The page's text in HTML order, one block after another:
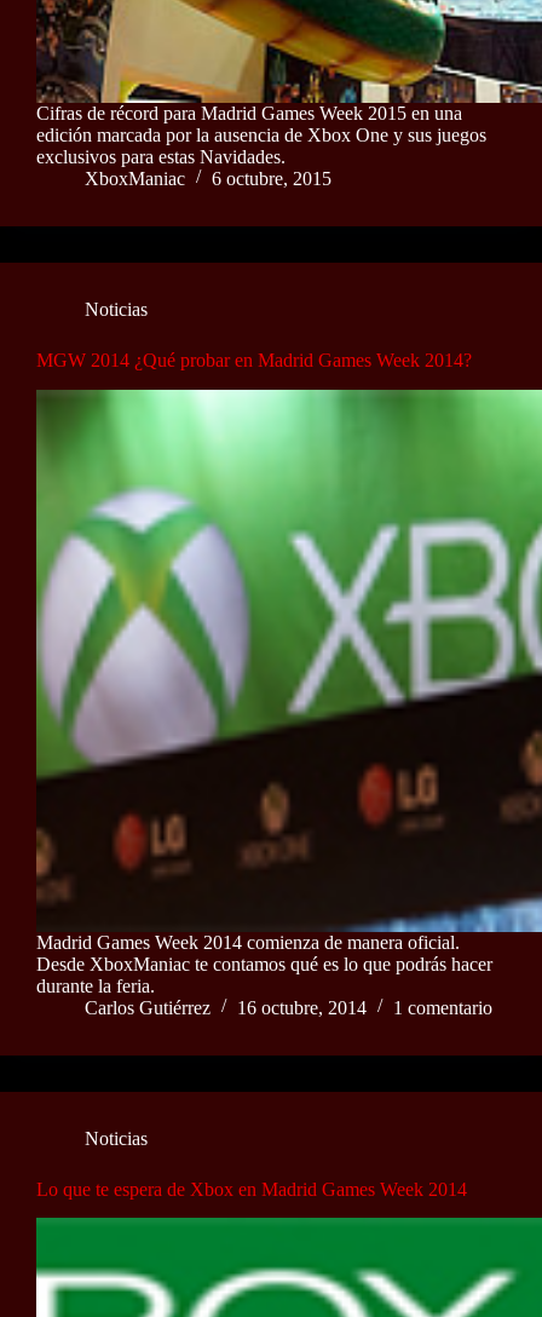
Cifras de récord para Madrid Games Week 2015 en una
edición marcada por la ausencia de Xbox One y sus juegos
exclusivos para estas Navidades.
XboxManiac
6 octubre, 2015
Noticias
MGW 2014 ¿Qué probar en Madrid Games Week 2014?
Madrid Games Week 2014 comienza de manera oficial.
Desde XboxManiac te contamos qué es lo que podrás hacer
durante la feria.
Carlos Gutiérrez
16 octubre, 2014 1 comentario
Noticias
Lo que te espera de Xbox en Madrid Games Week 2014